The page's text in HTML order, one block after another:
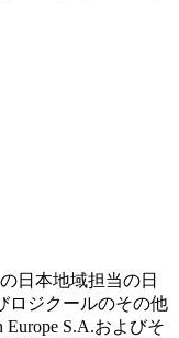
日本地域担当の日
ロジクールのその他
S.A.およびそ